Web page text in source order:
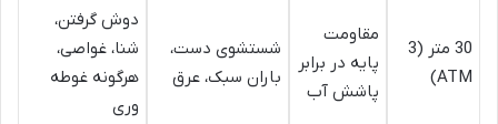
30 متر (3
ATM)
مقاومت
پایه در برابر
پاشش آب
شستشوی دست،
باران سبک، عرق
دوش گرفتن،
شنا، غواصی،
هرگونه غوطه
وری